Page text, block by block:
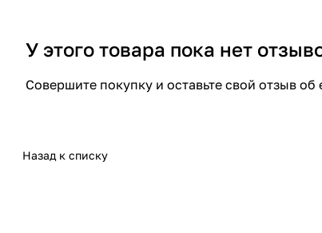
У этого товара пока нет
Совершите покупку и оставьте свой отзыв об
Назад к списку